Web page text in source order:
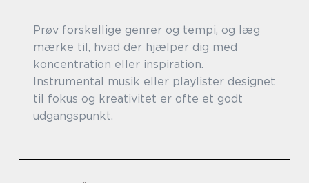
Prøv forskellige genrer og tempi, og læg
mærke til, hvad der hjælper dig med
koncentration eller inspiration.
Instrumental musik eller playlister designet
til fokus og kreativitet er ofte et godt
udgangspunkt.